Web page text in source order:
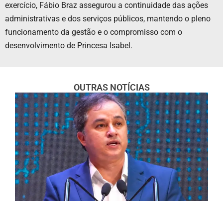
exercício, Fábio Braz assegurou a continuidade das ações
administrativas e dos serviços públicos, mantendo o pleno
funcionamento da gestão e o compromisso com o
desenvolvimento de Princesa Isabel.
OUTRAS NOTÍCIAS